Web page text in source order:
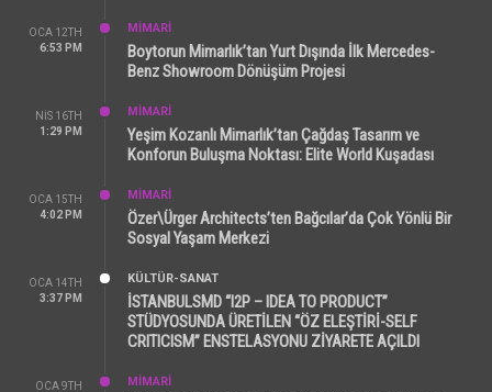
OCA 12TH
6:53 PM
MİMARİ
Boytorun Mimarlık’tan Yurt Dışında İlk Mercedes-
Benz Showroom Dönüşüm Projesi
NIS 16TH
1:29 PM
MİMARİ
Yeşim Kozanlı Mimarlık’tan Çağdaş Tasarım ve
Konforun Buluşma Noktası: Elite World Kuşadası
OCA 15TH
4:02 PM
MİMARİ
Özer\Ürger Architects’ten Bağcılar’da Çok Yönlü Bir
Sosyal Yaşam Merkezi
OCA 14TH
3:37 PM
KÜLTÜR-SANAT
İSTANBULSMD “I2P – IDEA TO PRODUCT”
STÜDYOSUNDA ÜRETİLEN “ÖZ ELEŞTİRİ-SELF
CRITICISM” ENSTELASYONU ZİYARETE AÇILDI
OCA 9TH
MİMARİ